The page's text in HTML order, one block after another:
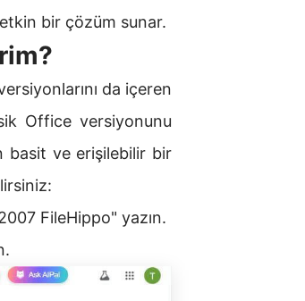
bir çözüm sunar.
da içeren
Office versiyonunu
basit ve erişilebilir bir
FileHippo" yazın.